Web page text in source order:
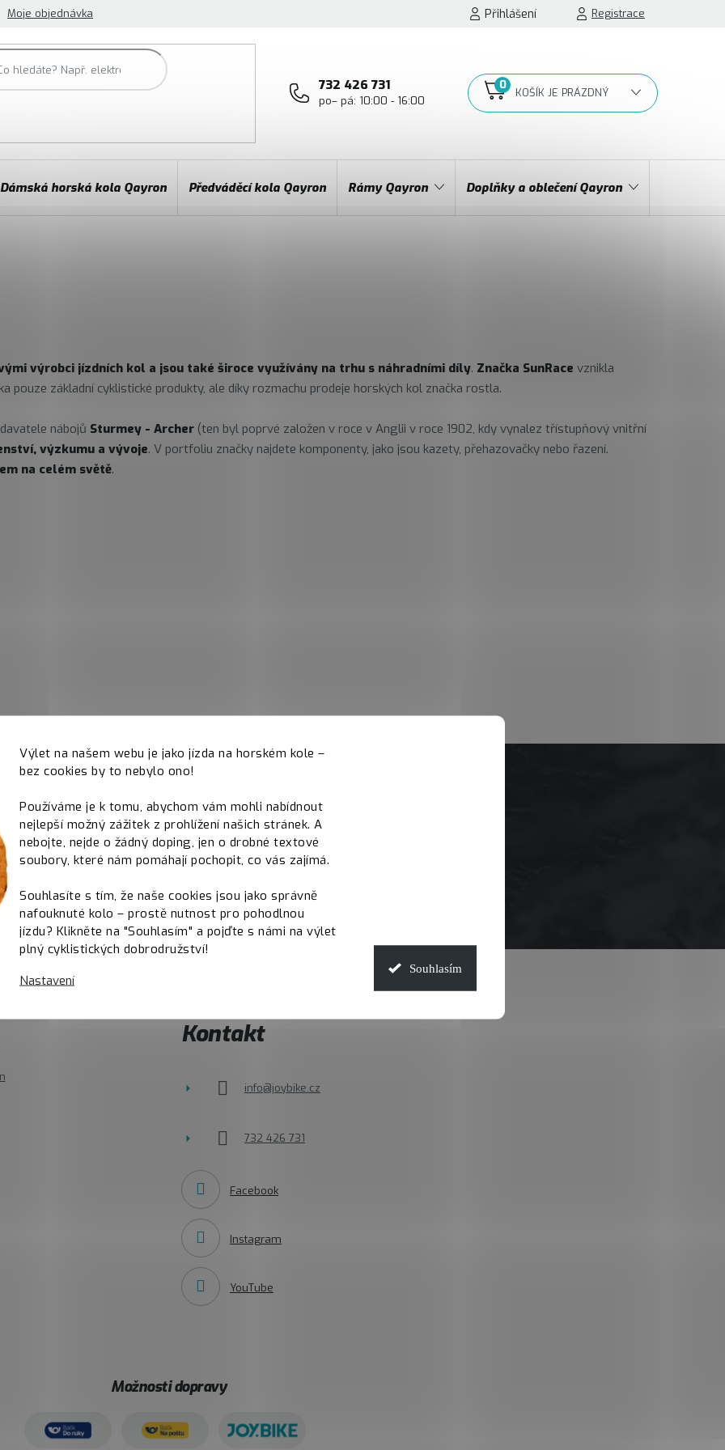
Výlet na našem webu je jako jízda na horském kole –
bez cookies by to nebylo ono!
Používáme je k tomu, abychom vám mohli nabídnout
nejlepší možný zážitek z prohlížení našich stránek. A
nebojte, nejde o žádný doping, jen o drobné textové
soubory, které nám pomáhají pochopit, co vás zajímá.
Souhlasíte s tím, že naše cookies jsou jako správně
nafouknuté kolo – prostě nutnost pro pohodlnou
jízdu? Klikněte na "Souhlasím" a pojďte s námi na výlet
plný cyklistických dobrodružství!
Nastavení
Souhlasím
Moje objednávka Přihlášení Registrace
732 426 731
po– pá: 10:00 - 16:00
NÁKUPNÍ
Dámská horská kola Qayron Předváděcí kola Qayron Rámy Qayron Doplňky a oblečení Qayron
výrobci jízdních kol a jsou také široce využívány na trhu s náhradními díly. Značka SunRace vznikla
pouze základní cyklistické produkty, ale díky rozmachu prodeje horských kol značka rostla.
nábojů Sturmey - Archer (ten byl poprvé založen v roce v Anglii v roce 1902, kdy vynalez třístupňový vnitřní
výzkumu a vývoje. V portfoliu značky najdete komponenty, jako jsou kazety, přehazovačky nebo řazení.
na celém světě.
Kontakt
info@joybike.cz
732 426 731
Facebook
Instagram
YouTube
Možnosti dopravy